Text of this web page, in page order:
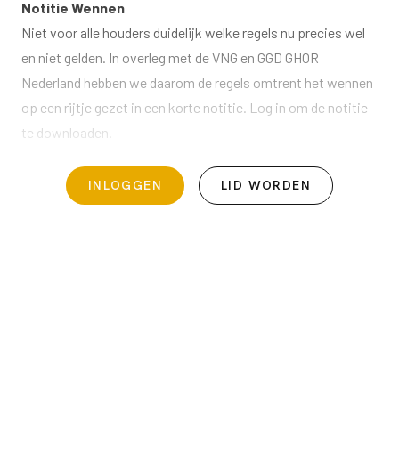
Notitie Wennen
Niet voor alle houders duidelijk welke regels nu precies wel
en niet gelden. In overleg met de VNG en GGD GHOR
Nederland hebben we daarom de regels omtrent het wennen
op een rijtje gezet in een korte notitie. Log in om de notitie
te downloaden.
INLOGGEN LID WORDEN